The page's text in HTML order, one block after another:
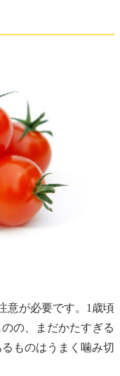
意が必要です。1歳頃
の、まだかたすぎる
ものはうまく噛み切